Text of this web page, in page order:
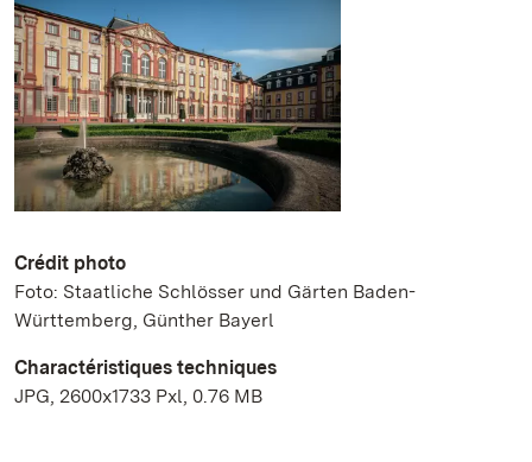
Crédit photo
Foto: Staatliche Schlösser und Gärten Baden-
Württemberg, Günther Bayerl
Charactéristiques techniques
JPG, 2600x1733 Pxl, 0.76 MB